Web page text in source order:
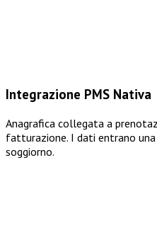
Integrazione PMS Nativa
Anagrafica collegata a
fatturazione. I dati entrano
soggiorno.